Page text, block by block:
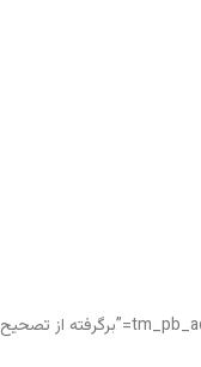
[/tm_pb_accordion_item][tm_pb_accordion_item title=”برگرفته از تصحیح